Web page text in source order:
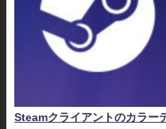
Steamクライアントのカラー